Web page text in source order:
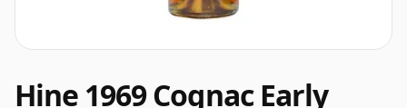
Hine 1969 Cognac Early